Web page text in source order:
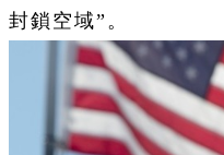
封鎖空域”。